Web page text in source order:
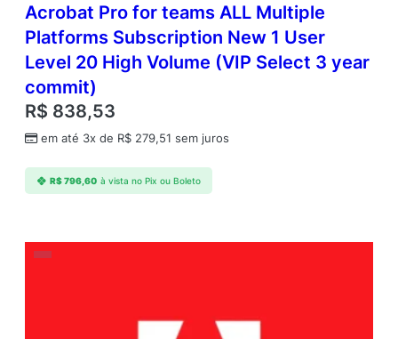
Acrobat Pro for teams ALL Multiple
Platforms Subscription New 1 User
Level 20 High Volume (VIP Select 3 year
commit)
R$ 838,53
em até 3x de R$ 279,51 sem juros
R$796,60 à vista no Pix ou Boleto